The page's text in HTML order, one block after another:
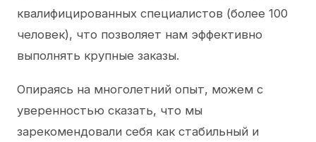
квалифицированных специалистов (более 100
человек), что позволяет нам эффективно
выполнять крупные заказы.
Опираясь на многолетний опыт, можем с
уверенностью сказать, что мы
зарекомендовали себя как стабильный и